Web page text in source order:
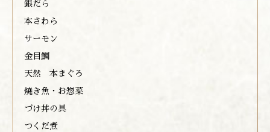
銀だら
本さわら
サーモン
金目鯛
天然 本まぐろ
焼き魚・お惣菜
づけ丼の具
つくだ煮